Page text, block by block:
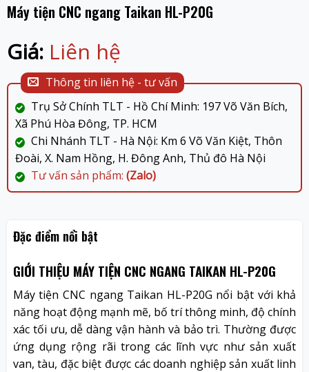
Máy tiện CNC ngang Taikan HL-P20G
Giá:Liên hệ
Thông tin liên hệ - tư vấn
Trụ Sở Chính TLT - Hồ Chí Minh: 197 Võ Văn Bích,
Xã Phú Hòa Đông, TP. HCM
Chi Nhánh TLT - Hà Nội: Km 6 Võ Văn Kiệt, Thôn
Đoài, X. Nam Hồng, H. Đông Anh, Thủ đô Hà Nội
Tư vấn sản phẩm: (Zalo)
Đặc điểm nổi bật
GIỚI THIỆU MÁY TIỆN CNC NGANG TAIKAN HL-P20G
Máy tiện CNC ngang Taikan HL-P20G nổi bật với khả
năng hoạt động mạnh mẽ, bố trí thông minh, độ chính
xác tối ưu, dễ dàng vận hành và bảo trì. Thường được
ứng dụng rộng rãi trong các lĩnh vực như sản xuất
van, tàu, đặc biệt được các doanh nghiệp sản xuất linh